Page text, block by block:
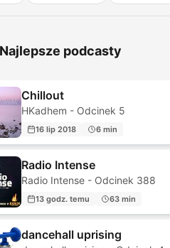
Najlepsze podcasty
Chillout
HKadhem - Odcinek 5
16 lip 2018 6 min
Radio Intense
Radio Intense - Odcinek 388
13 godz. temu 63 min
dancehall uprising